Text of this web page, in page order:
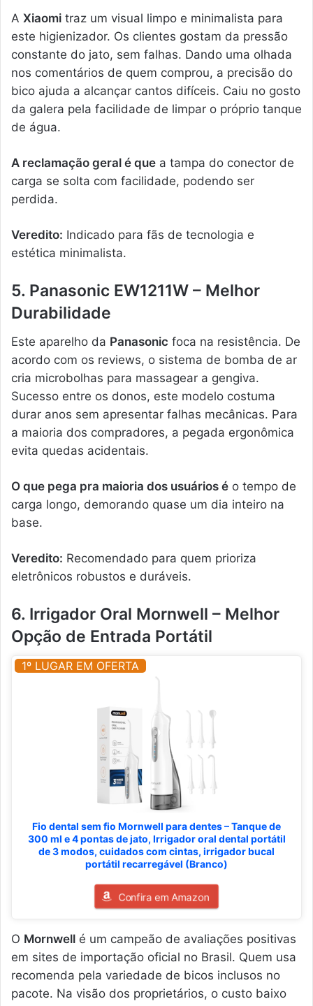
A Xiaomi traz um visual limpo e minimalista para
este higienizador. Os clientes gostam da pressão
constante do jato, sem falhas. Dando uma olhada
nos comentários de quem comprou, a precisão do
bico ajuda a alcançar cantos difíceis. Caiu no gosto
da galera pela facilidade de limpar o próprio tanque
de água.
A reclamação geral é que a tampa do conector de
carga se solta com facilidade, podendo ser
perdida.
Veredito: Indicado para fãs de tecnologia e
estética minimalista.
5. Panasonic EW1211W – Melhor
Durabilidade
Este aparelho da Panasonic foca na resistência. De
acordo com os reviews, o sistema de bomba de ar
cria microbolhas para massagear a gengiva.
Sucesso entre os donos, este modelo costuma
durar anos sem apresentar falhas mecânicas. Para
a maioria dos compradores, a pegada ergonômica
evita quedas acidentais.
O que pega pra maioria dos usuários é o tempo de
carga longo, demorando quase um dia inteiro na
base.
Veredito: Recomendado para quem prioriza
eletrônicos robustos e duráveis.
6. Irrigador Oral Mornwell – Melhor
Opção de Entrada Portátil
1º LUGAR EM OFERTA
Fio dental sem fio Mornwell para dentes – Tanque de
300 ml e 4 pontas de jato, Irrigador oral dental portátil
de 3 modos, cuidados com cintas, irrigador bucal
portátil recarregável (Branco)
Confira em Amazon
O Mornwell é um campeão de avaliações positivas
em sites de importação oficial no Brasil. Quem usa
recomenda pela variedade de bicos inclusos no
pacote. Na visão dos proprietários, o custo baixo